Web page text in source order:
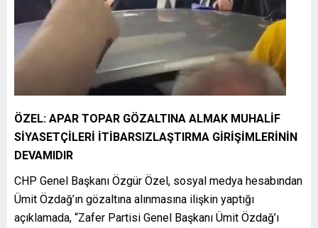
ÖZEL: APAR TOPAR GÖZALTINA ALMAK MUHALİF
SİYASETÇİLERİ İTİBARSIZLAŞTIRMA GİRİŞİMLERİNİN
DEVAMIDIR
CHP Genel Başkanı Özgür Özel, sosyal medya hesabından
Ümit Özdağ’ın gözaltına alınmasına ilişkin yaptığı
açıklamada, “Zafer Partisi Genel Başkanı Ümit Özdağ’ı